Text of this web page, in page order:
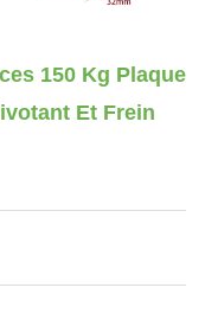
150 Kg Plaque
Et Frein